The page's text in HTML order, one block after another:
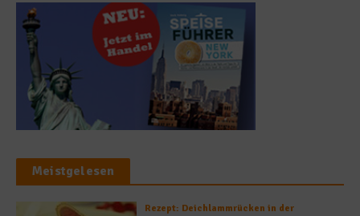
Meistgelesen
Rezept: Deichlammrücken in der